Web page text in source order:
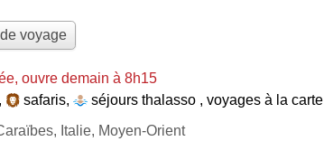
voyage
ouvre demain à 8h15
safaris, séjours thalasso , voyages à la carte
Italie, Moyen-Orient